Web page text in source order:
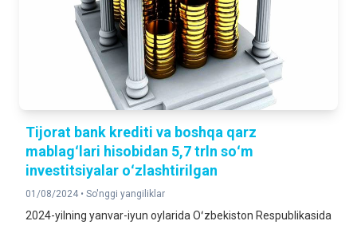
Tijorat bank krediti va boshqa qarz
mablagʻlari hisobidan 5,7 trln soʻm
investitsiyalar oʻzlashtirilgan
01/08/2024 • So'nggi yangiliklar
2024-yilning yanvar-iyun oylarida Oʻzbekiston Respublikasida